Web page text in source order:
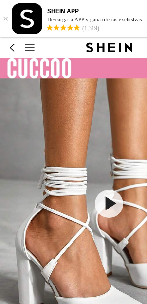
×
SHEIN APP
Descarga la APP y gana ofertas exclusivas
(1,319)